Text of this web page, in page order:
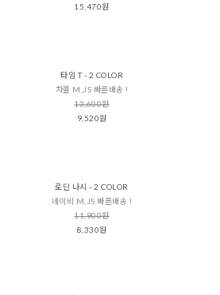
15,470원
타임 T - 2 COLOR
차콜 M,JS 빠른배송 !
13,600원
9,520원
로딘 나시 - 2 COLOR
네이비 M,JS 빠른배송 !
11,900원
8,330원